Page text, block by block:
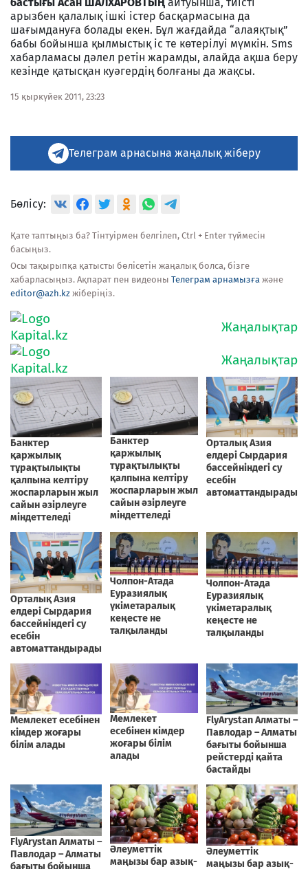
арызбен қалалық ішкі істер басқармасына да
шағымдануға болады екен. Бұл жағдайда “алаяқтық”
бабы бойынша қылмыстық іс те көтерілуі мүмкін. Sms
хабарламасы дәлел ретін жарамды, алайда ақша беру
кезінде қатысқан куәгердің болғаны да жақсы.
15 қыркүйек 2011, 23:23
Телеграм арнасына жаңалық жіберу
Бөлісу:
Қате таптыңыз ба? Тінтуірмен белгілеп, Ctrl + Enter түймесін
басыңыз.
Осы тақырыпқа қатысты бөлісетін жаңалық болса, бізге
хабарласыңыз. Ақпарат пен видеоны Телеграм арнамызға және
editor@azh.kz жіберіңіз.